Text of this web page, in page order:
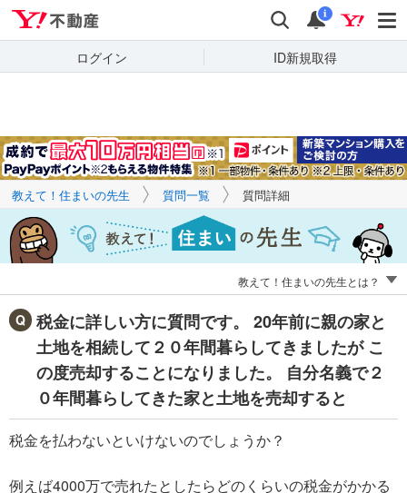
検索 通知
i
ログイン ID新規取得
キーワードで
質問を探す
教えて！住まいの先生 質問一覧 質問詳細
教えて！住まいの先生とは？
税金に詳しい方に質問です。 20年前に親の家と
土地を相続して２０年間暮らしてきましたが こ
の度売却することになりました。 自分名義で２
０年間暮らしてきた家と土地を売却すると
税金を払わないといけないのでしょうか？
例えば4000万で売れたとしたらどのくらいの税金がかかる